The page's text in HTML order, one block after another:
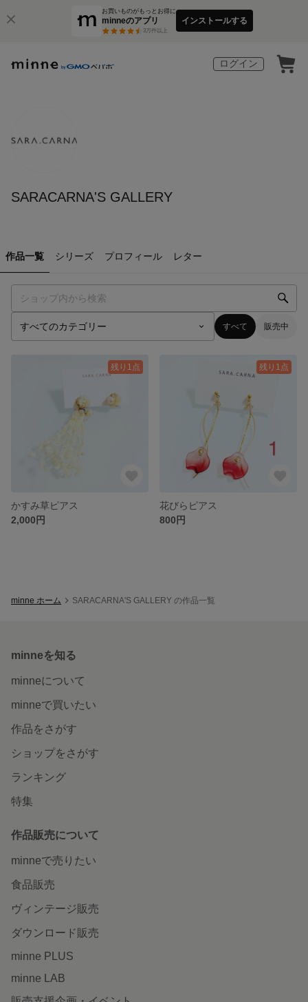
お買いものがもっとお得に
minneのアプリ
3万件以上
インストールする
ログイン
SARACARNA'S GALLERY
作品一覧 シリーズ プロフィール レター
すべて 販売中
残り1点
かすみ草ピアス
2,000円
残り1点
花びらピアス
800円
minne ホーム SARACARNA'S GALLERY の作品一覧
minneを知る
minneについて
minneで買いたい
作品をさがす
ショップをさがす
ランキング
特集
作品販売について
minneで売りたい
食品販売
ヴィンテージ販売
ダウンロード販売
minne PLUS
minne LAB